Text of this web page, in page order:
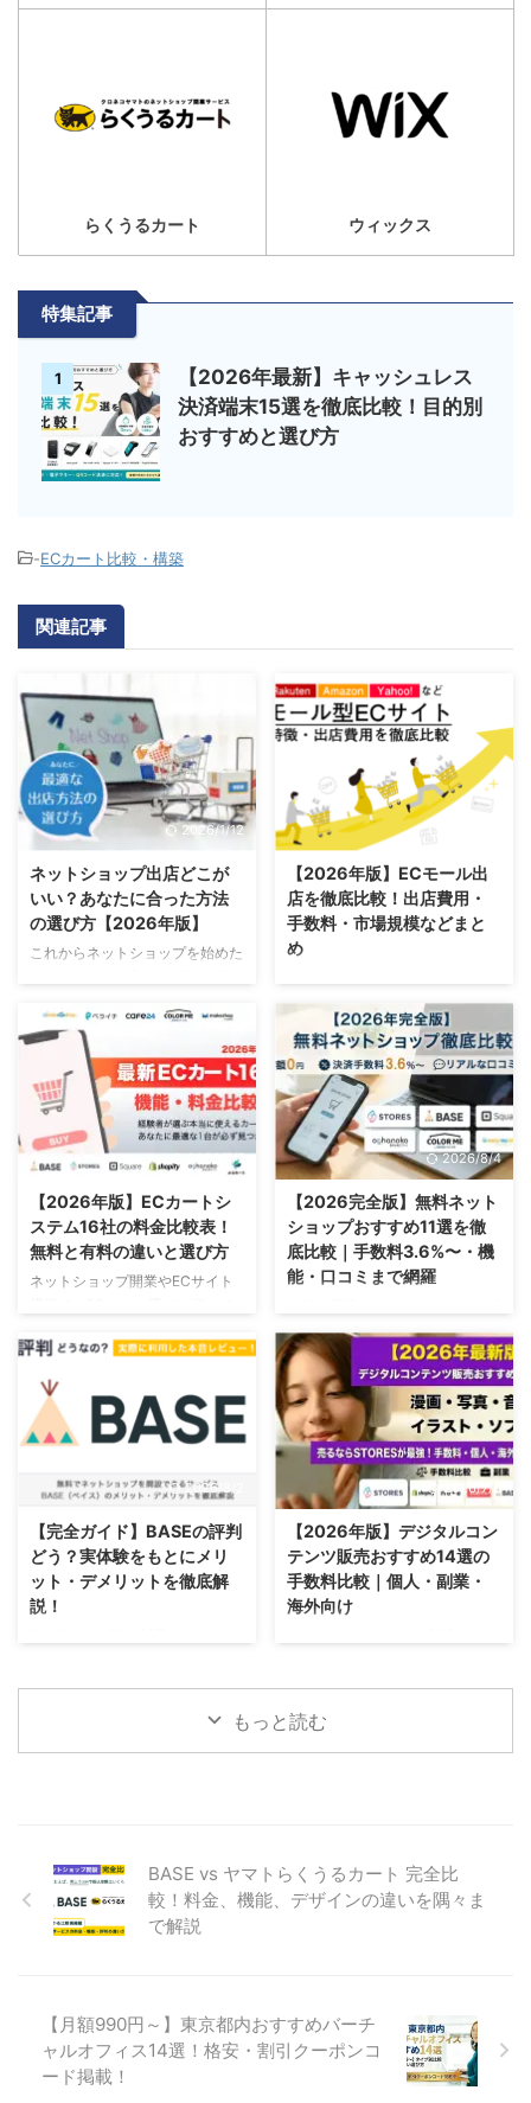
らくうるカート ウィックス
特集記事
1
【2026年最新】キャッシュレス
決済端末15選を徹底比較！目的別
おすすめと選び方
-ECカート比較・構築
関連記事
2026/1/12
ネットショップ出店どこが
いい？あなたに合った方法
の選び方【2026年版】
これからネットショップを始めた
して本格的に運営したい方まで、
予算や目標、規模によって最適な
ネットショップの出店方法は異な
ります。 ネットショップを開業
したいけれど、 「どこに出店す
ればいいのかわからない」 「自
分に合った方法が知りたい」 と
いう方に向けて、この記事ではネ
ットショップの出店方法を全部で
12種類のパターンに分類してご紹
介します。 費用の目安や各出店
方法の特徴を比較しながら解説す
【2026年版】ECモール出
店を徹底比較！出店費用・
手数料・市場規模などまと
め
モール（楽天市場、Amazon、
Yahoo!ショッピング、au Payモ
ール、Qoo10など）についてまと
めてみました。 このページを読
んでいただければ、各サービスの
特徴から料金まで重要なポイント
を比較しながら確認することがで
きます。ぜひ、参考にしてみてく
ださい。 基礎知識 ECモールとは
ECモールとは、一つのWEBサイ
トに複数のネットショップが集ま
って販売する形態のことです。ち
なみに、モール型ECサイトと
ね。特に正式名称はないので、同
じ意味だと ...
2026/7/7
【2026年版】ECカートシ
ステム16社の料金比較表！
無料と有料の違いと選び方
ネットショップ開業やECサイト
を一覧で見比べて選びたい ✓ 無
料カートと有料カートの違いを知
りたい ✓ タイプ別のおすすめEC
カートを知りたい そんな疑問に
応えるために、このページでは人
た。 料金・手数料・機能の違い
をまとめた比較表に加えて、目的
別のおすすめサービスや最新の口
コミも掲載しています。実際の利
用者の声を参考にしながら、自分
に合ったサービスを選べます。
2026/8/4
【2026完全版】無料ネット
ショップおすすめ11選を徹
底比較｜手数料3.6%〜・機
能・口コミまで網羅
作成サービスをお探しですか？
✓ 決済手数料をできるだけ安く
抑えたい ✓ 初心者でも簡単にシ
ョップを作りたい ✓ 実際の口コ
ミ・評判を確認してから選びたい
そんなニーズに応えるために、主
要な無料ネットショップ作成サー
ビスを実際に利用した経験をもと
に、料金・手数料・機能を徹底比
較しました。 各サービスの口コ
ミに加えて、メリットだけでなく
デメリットや注意点もしっかり解
説しています。 開店後に「思っ
ービスを見つけてください ...
2026/8/2
【完全ガイド】BASEの評判
どう？実体験をもとにメリ
ット・デメリットを徹底解
説！
か？ 本記事では、BASEを実際に
利用した経験をもとに、サービス
のユーザーの口コミや評判なども
交えながら、BASEの実力を多角
的に分析します。 無料でネット
参考にしてみてくださ ...
2026/7/6
【2026年版】デジタルコン
テンツ販売おすすめ14選の
手数料比較｜個人・副業・
海外向け
ーにもスムーズに販売したい そ
んな悩みを抱えている方も少なく
また、個人や副業でデジタルコン
テンツを販売したい方に向けて、
に、この記事から最適な ...
もっと読む
BASE vs ヤマトらくうるカート 完全比
較！料金、機能、デザインの違いを隅々ま
で解説
【月額990円～】東京都内おすすめバーチ
ャルオフィス14選！格安・割引クーポンコ
ード掲載！